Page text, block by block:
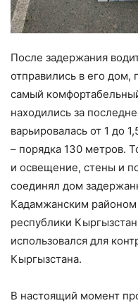
После задержания
отправились в его дом,
самый
находились за
варьировалась от 1 до
– порядка 130 метров.
и освещение, стены и
соединял дом
Кадамжанским районом
республики
использовался для
Кыргызстана.
В настоящий момент